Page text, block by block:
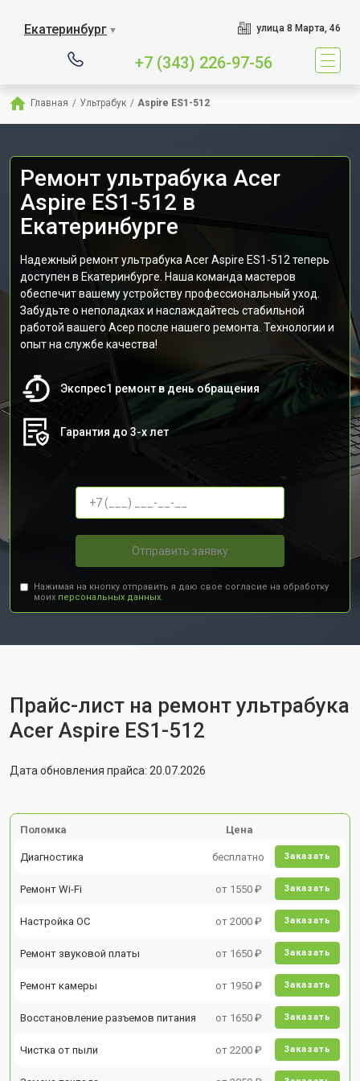
Екатеринбург ▼ улица 8 Марта, 46
+7 (343) 226-97-56
Главная / Ультрабук / Aspire ES1-512
Ремонт ультрабука Acer
Aspire ES1-512 в
Екатеринбурге
Надежный ремонт ультрабука Acer Aspire ES1-512 теперь
доступен в Екатеринбурге. Наша команда мастеров
обеспечит вашему устройству профессиональный уход.
Забудьте о неполадках и наслаждайтесь стабильной
работой вашего Асер после нашего ремонта. Технологии и
опыт на службе качества!
Экспрес1 ремонт в день обращения
Гарантия до 3-х лет
Отправить заявку
Нажимая на кнопку отправить я даю свое согласие на обработку
моих персональных данных.
Прайс-лист на ремонт ультрабука
Acer Aspire ES1-512
Дата обновления прайса: 20.07.2026
Поломка Цена
Диагностика бесплатно Заказать
Ремонт Wi-Fi от 1550 ₽ Заказать
Настройка ОС от 2000 ₽ Заказать
Ремонт звуковой платы от 1650 ₽ Заказать
Ремонт камеры от 1950 ₽ Заказать
Восстановление разъемов питания от 1650 ₽ Заказать
Чистка от пыли от 2200 ₽ Заказать